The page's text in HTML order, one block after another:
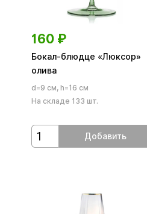
160 ₽
Бокал-блюдце «Люксор»
олива
d=9 см, h=16 см
На складе 133 шт.
Добавить